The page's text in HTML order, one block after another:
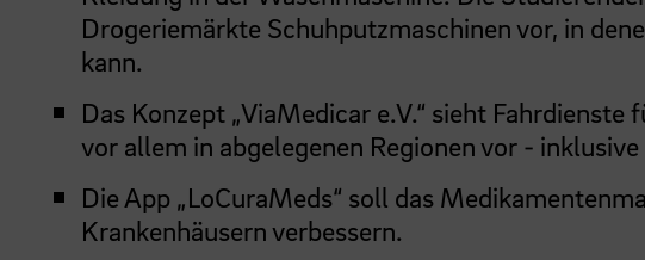
Drogeriemärkte Schuhputzmaschinen vor, in
kann.
Das Konzept „ViaMedicar e.V.“ sieht
vor allem in abgelegenen Regionen vor -
Die App „LoCuraMeds“ soll das
Krankenhäusern verbessern.